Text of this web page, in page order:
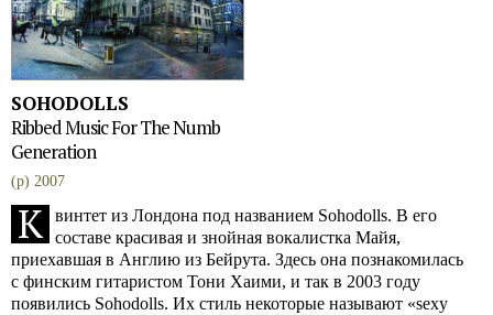
SOHODOLLS
Ribbed Music For The Numb
Generation
(p) 2007
К
винтет из Лондона под названием Sohodolls. В его
составе красивая и знойная вокалистка Майя,
приехавшая в Англию из Бейрута. Здесь она познакомилась
с финским гитаристом Тони Хаими, и так в 2003 году
появились Sohodolls. Их стиль некоторые называют «sexy